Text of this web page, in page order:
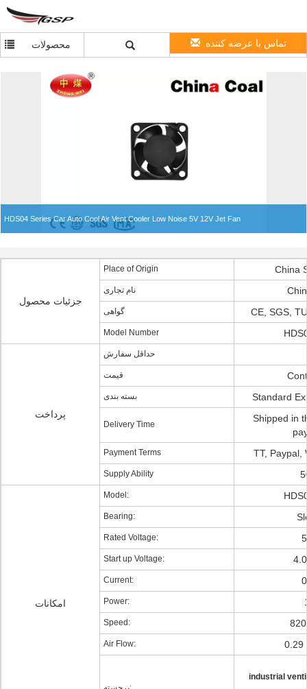
محصولات تماس با عرضه کننده
HDS04 Series Car Auto Cool Air Vent Cooler Low Noise 5V 12V Jet Fan
جزئیات محصول
Place of Origin China
نام تجاری
گواهی CE, SGS,
Model Number
پرداخت
حداقل سفارش
قیمت
بسته بندی Standard
Delivery Time
Shipped in
Payment Terms TT, Paypal,
Supply Ability
امکانات
Model:
Bearing:
Rated Voltage:
Start up Voltage:
Current:
Power:
Speed:
Air Flow: 0.29
industrial